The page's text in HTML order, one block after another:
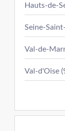
Hauts-de-
Seine-
Val-de-
Val-d'Oise